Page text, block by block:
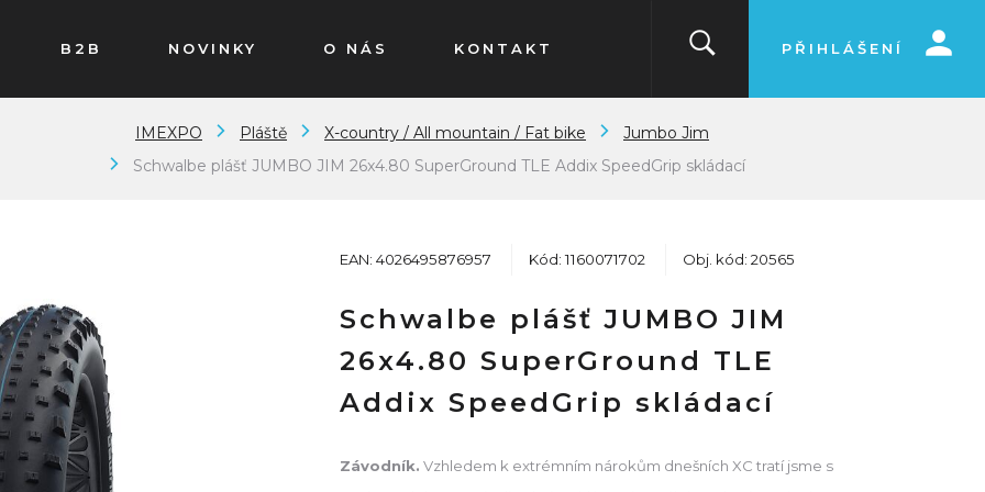
B2B NOVINKY O NÁS KONTAKT PŘIHLÁŠENÍ
IMEXPO Pláště X-country / All mountain / Fat bike
Jumbo Jim
Schwalbe plášť JUMBO JIM 26x4.80 SuperGround TLE Addix SpeedGrip skládací
EAN: 4026495876957 Kód: 1160071702 Obj. kód: 20565
Schwalbe plášť JUMBO JIM
26x4.80 SuperGround TLE
Addix SpeedGrip skládací
Závodník. Vzhledem k extrémním nárokům dnešních XC tratí jsme s